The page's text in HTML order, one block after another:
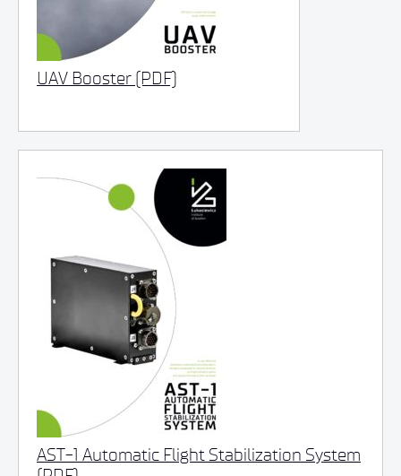
UAV Booster (PDF)
AST-1 Automatic Flight Stabilization System